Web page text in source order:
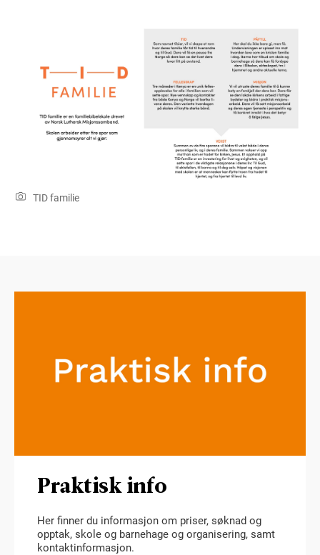
TID familie
Praktisk info
Her finner du informasjon om priser, søknad og
opptak, skole og barnehage og organisering, samt
kontaktinformasjon.